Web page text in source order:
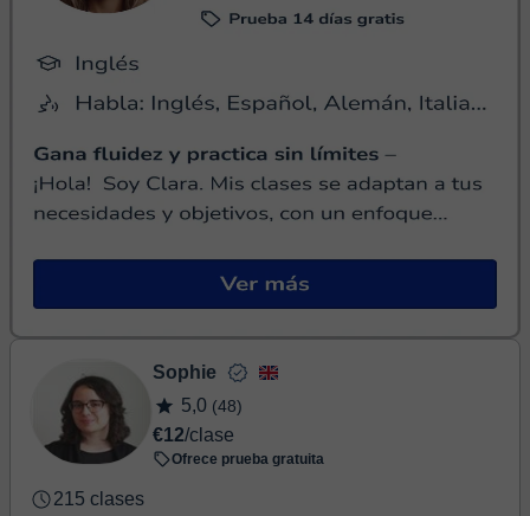
Sophie
5,0 (48)
€12/clase
Ofrece prueba gratuita
215 clases